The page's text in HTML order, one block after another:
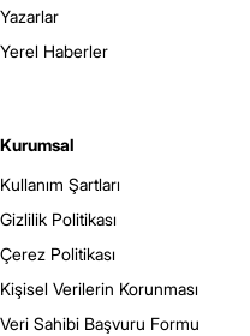
Yazarlar
Yerel Haberler
Kurumsal
Kullanım Şartları
Gizlilik Politikası
Çerez Politikası
Kişisel Verilerin Korunması
Veri Sahibi Başvuru Formu